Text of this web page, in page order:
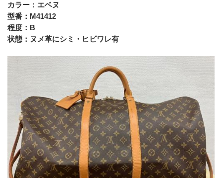
カラー：エベヌ
型番：M41412
程度：B
状態：ヌメ革にシミ・ヒビワレ有